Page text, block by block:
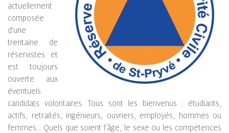
actuellement
composée
d’une
trentaine de
réservistes et
est toujours
ouverte aux
éventuels
candidats volontaires. Tous sont les bienvenus : étudiants,
actifs, retraités, ingénieurs, ouvriers, employés, hommes ou
femmes… Quels que soient l’âge, le sexe ou les compétences